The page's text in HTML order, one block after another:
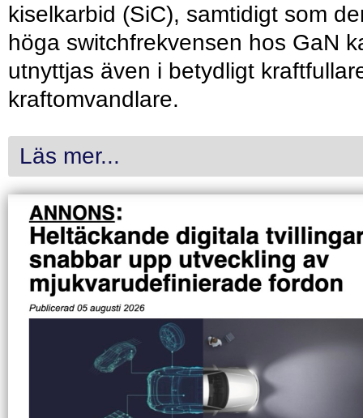
kiselkarbid (SiC), samtidigt som
höga switchfrekvensen hos GaN
utnyttjas även i betydligt
kraftomvandlare.
Läs mer...